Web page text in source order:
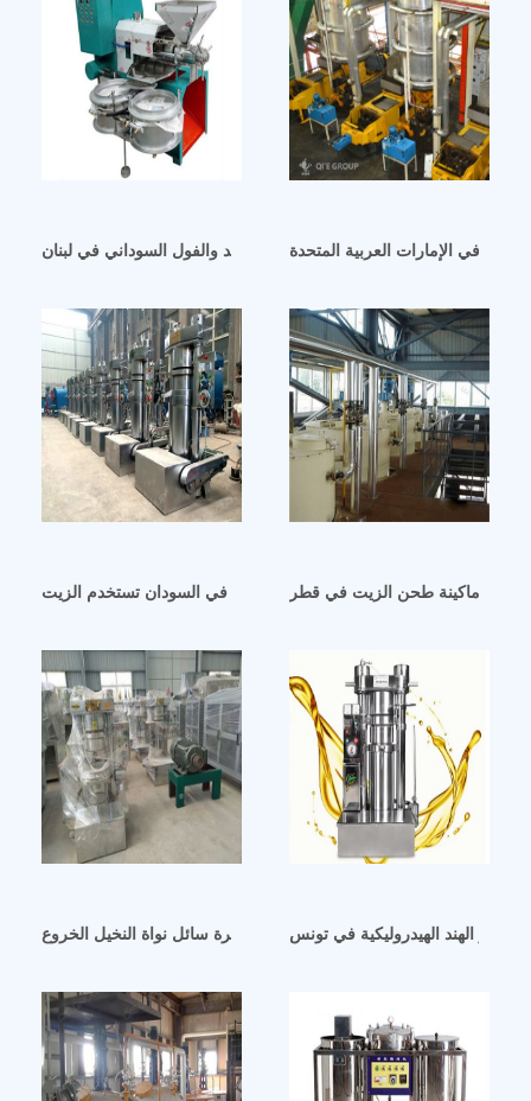
آلة عصر زيت جوز الهند والفول السوداني في لبنانفي الإمارات العربية المتحدة
آلة صنع زيت عباد الشمس الهيدروليكي في السودان تستخدم الزيت
سعر ماكينة طحن الزيت في قطر
ماكينة زيت هيدروليكية القاهرة سائل نواة النخيل الخروع
جوز الهند الهيدروليكية في تونس